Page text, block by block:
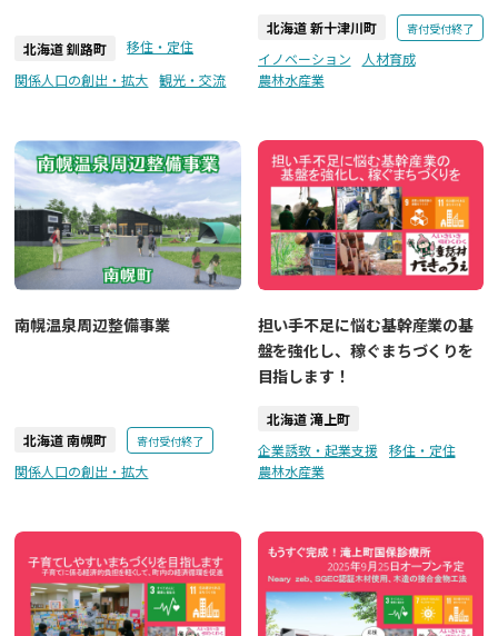
北海道 釧路町
移住・定住
関係人口の創出・拡大
観光・交流
北海道 新十津川町 寄付受付終了
イノベーション
人材育成
農林水産業
南幌温泉周辺整備事業
北海道 南幌町 寄付受付終了
関係人口の創出・拡大
担い手不足に悩む基幹産業の基
盤を強化し、稼ぐまちづくりを
目指します！
北海道 滝上町
企業誘致・起業支援
移住・定住
農林水産業